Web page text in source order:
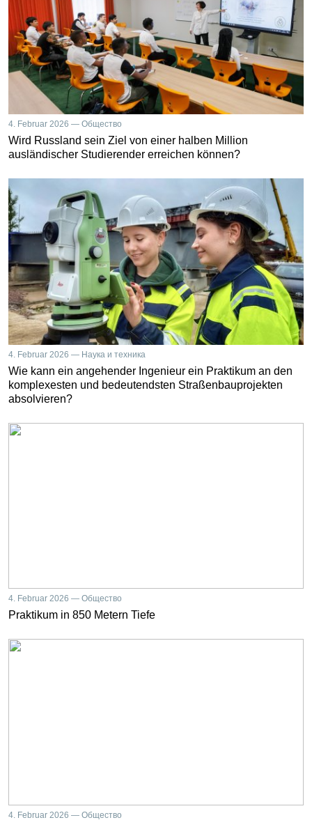
4. Februar 2026 — Общество
Wird Russland sein Ziel von einer halben Million
ausländischer Studierender erreichen können?
4. Februar 2026 — Наука и техника
Wie kann ein angehender Ingenieur ein Praktikum an den
komplexesten und bedeutendsten Straßenbauprojekten
absolvieren?
4. Februar 2026 — Общество
Praktikum in 850 Metern Tiefe
4. Februar 2026 — Общество